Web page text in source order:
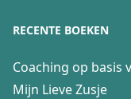
RECENTE BOEKEN
Coaching op basis
Mijn Lieve Zusje